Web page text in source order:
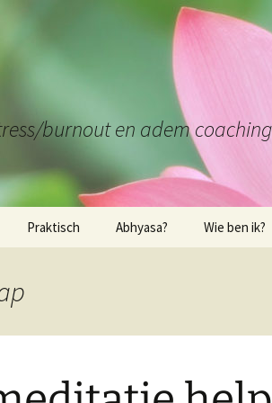
burnout en adem coaching
Praktisch
Locatie in Tienen
Abhyasa? Wie ben ik?